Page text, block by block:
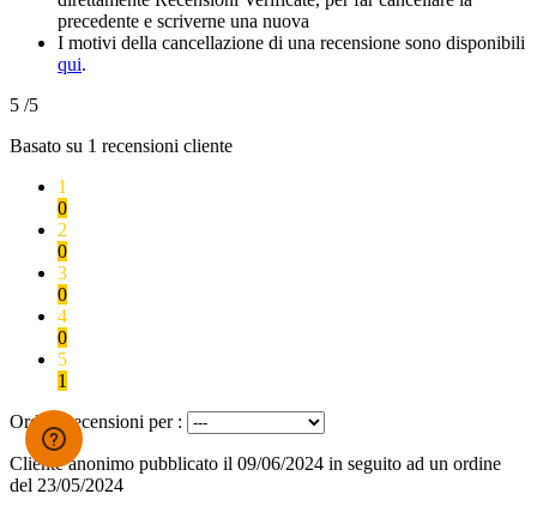
precedente e scriverne una nuova
I motivi della cancellazione di una recensione sono disponibili
qui.
5 /5
Basato su 1 recensioni cliente
1
0
2
0
3
0
4
0
5
1
Ordina recensioni per :
Cliente anonimo pubblicato il 09/06/2024 in seguito ad un ordine
del 23/05/2024